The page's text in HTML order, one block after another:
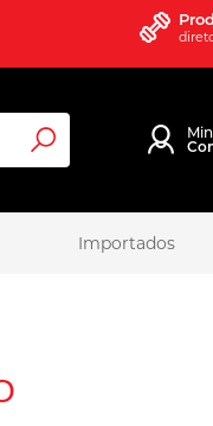
Pesquisa
Importados